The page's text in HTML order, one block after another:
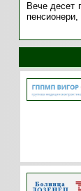
Вече десет